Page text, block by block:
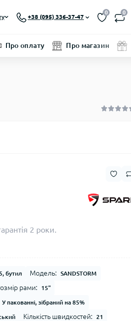
+38 (095) 336-37-47
0 0
Про оплату Про магазин
2 роки.
бутил Модель: SANDSTORM
рами: 15"
У пакованні, зібраний на 85%
Кількість швидкостей: 21